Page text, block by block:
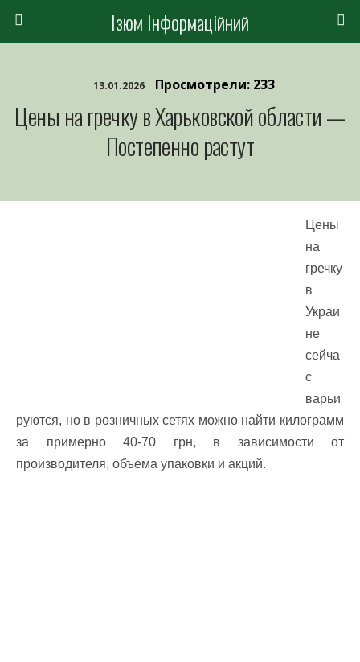
Ізюм Інформаційний
13.01.2026 Просмотрели: 233
Цены на гречку в Харьковской области —
Постепенно растут
Цены
на
гречку
в
Украи
не
сейча
с
варьи
руются, но в розничных сетях можно найти килограмм
за примерно 40-70 грн, в зависимости от
производителя, объема упаковки и акций.